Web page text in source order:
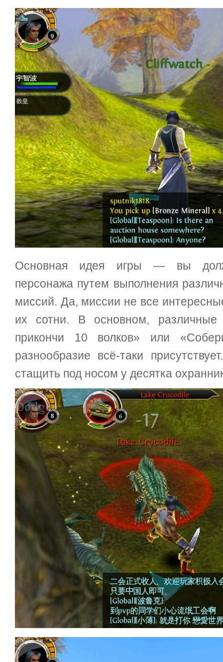
Основная идея игры — вы
персонажа путем выполнения
миссий. Да, миссии не все
их сотни. В основном, различные
прикончи 10 волков» или
разнообразие всё-таки
стащить под носом у десятка